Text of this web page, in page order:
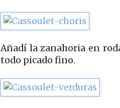
Añadí la zanahoria en
todo picado fino.